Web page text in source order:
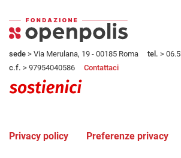
sede > Via Merulana, 19 - 00185 Roma tel. >
c.f. > 97954040586 Contattaci
Privacy policy Preferenze privacy